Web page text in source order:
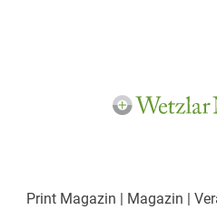
Print Magazin | Magazin |